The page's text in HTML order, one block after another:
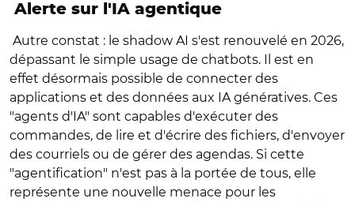
Alerte sur l'IA agentique
Autre constat : le shadow AI s'est renouvelé en 2026,
dépassant le simple usage de chatbots. Il est en
effet désormais possible de connecter des
applications et des données aux IA génératives. Ces
"agents d'IA" sont capables d'exécuter des
commandes, de lire et d'écrire des fichiers, d'envoyer
des courriels ou de gérer des agendas. Si cette
"agentification" n'est pas à la portée de tous, elle
représente une nouvelle menace pour les